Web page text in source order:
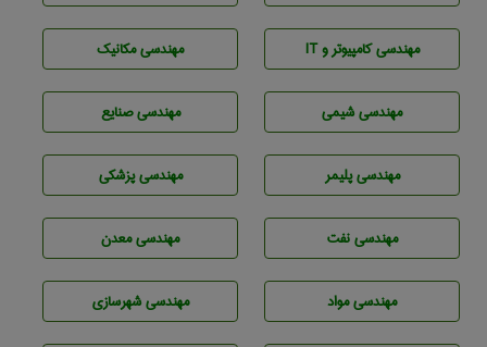
مهندسی كامپيوتر و IT مهندسی مکانیک
مهندسي شيمی مهندسی صنايع
مهندسی پليمر مهندسی پزشکی
مهندسی نفت مهندسی معدن
مهندسی مواد مهندسی شهرسازی